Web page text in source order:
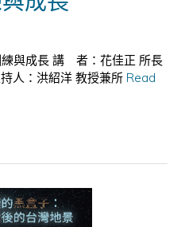
與成長 講 者：花佳正 所長
人：洪紹洋 教授兼所 Read